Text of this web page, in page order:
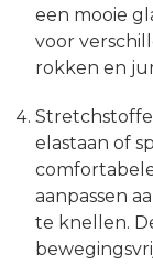
een mooie
voor
rokken en
elastaan of
aanpassen
te knellen.